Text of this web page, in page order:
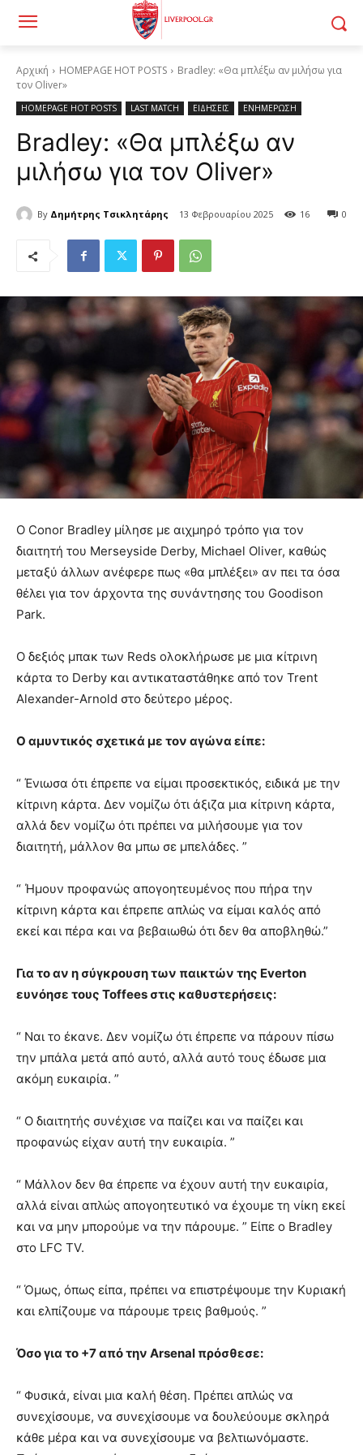
Αρχική HOMEPAGE HOT POSTS
Bradley: «Θα μπλέξω αν μιλήσω για
τον Oliver»
HOMEPAGE HOT POSTS LAST MATCH ΕΙΔΗΣΕΙΣ ΕΝΗΜΕΡΩΣΗ
Bradley: «Θα μπλέξω αν
μιλήσω για τον Oliver»
By Δημήτρης Τσικλητάρης 13 Φεβρουαρίου 2025 0
16
Ο Conor Bradley μίλησε με αιχμηρό τρόπο για τον
διαιτητή του Merseyside Derby, Michael Oliver, καθώς
μεταξύ άλλων ανέφερε πως «θα μπλέξει» αν πει τα όσα
θέλει για τον άρχοντα της συνάντησης του Goodison
Park.
Ο δεξιός μπακ των Reds ολοκλήρωσε με μια κίτρινη
κάρτα το Derby και αντικαταστάθηκε από τον Trent
Alexander-Arnold στο δεύτερο μέρος.
Ο αμυντικός σχετικά με τον αγώνα είπε:
“ Ένιωσα ότι έπρεπε να είμαι προσεκτικός, ειδικά με την
κίτρινη κάρτα. Δεν νομίζω ότι άξιζα μια κίτρινη κάρτα,
αλλά δεν νομίζω ότι πρέπει να μιλήσουμε για τον
διαιτητή, μάλλον θα μπω σε μπελάδες. ”
“ Ήμουν προφανώς απογοητευμένος που πήρα την
κίτρινη κάρτα και έπρεπε απλώς να είμαι καλός από
εκεί και πέρα ​​και να βεβαιωθώ ότι δεν θα αποβληθώ.”
Για το αν η σύγκρουση των παικτών της Everton
ευνόησε τους Toffees στις καθυστερήσεις:
“ Ναι το έκανε. Δεν νομίζω ότι έπρεπε να πάρουν πίσω
την μπάλα μετά από αυτό, αλλά αυτό τους έδωσε μια
ακόμη ευκαιρία. ”
“ Ο διαιτητής συνέχισε να παίζει και να παίζει και
προφανώς είχαν αυτή την ευκαιρία. ”
“ Μάλλον δεν θα έπρεπε να έχουν αυτή την ευκαιρία,
αλλά είναι απλώς απογοητευτικό να έχουμε τη νίκη εκεί
και να μην μπορούμε να την πάρουμε. ” Είπε ο Bradley
στο LFC TV.
“ Όμως, όπως είπα, πρέπει να επιστρέψουμε την Κυριακή
και ελπίζουμε να πάρουμε τρεις βαθμούς. ”
Όσο για το +7 από την Arsenal πρόσθεσε:
“ Φυσικά, είναι μια καλή θέση. Πρέπει απλώς να
συνεχίσουμε, να συνεχίσουμε να δουλεύουμε σκληρά
κάθε μέρα και να συνεχίσουμε να βελτιωνόμαστε.